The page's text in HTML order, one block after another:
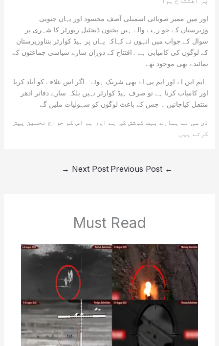
اور میں ممبر صوبائی اسمبلی آصف محسود اور یہاں جنوبی
وزیرستان کے جو رہنے والے ہیں پختون ڈیجٹیل رپورٹر کا شہری پر
سوال کے جواب میں انہوں نے کہاکہ یہاں پر ہیڈ کوارٹر بنناوزیرستان
کے لوگوں کی کامیابی ہے ۔افتتاح کے دوران سارے سیاسی جماعتوں کے
نمائندے بھی موجود تھے
۔ایم این اے اور ایم پی اے بھی شریک ہوئے ۔اگر اس علاقے کو آباد کرنا
اور کامیاب کرنا ہے تو صرف ہیڈ کوارٹر نہیں بلکہ سارے دفاتر ادھر
منتقل کیاجائیں ۔ جس کے باعث لوگوں کو سہولیات ملیں گے
ڈی سی نے ہمارے بہت کوشش کی ہے اور ہم اس کو خراج تحسین پیش
کرتے ہیں
←
Next Post
→
Must Read